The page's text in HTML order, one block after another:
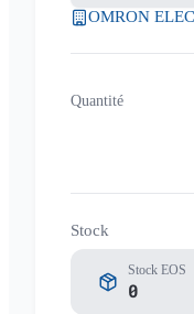
OMRON
Quantité
Stock
Stock EOS
0